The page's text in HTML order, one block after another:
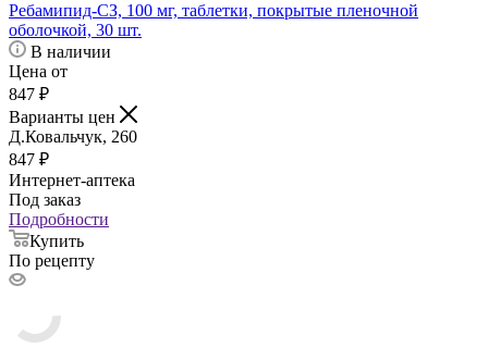
Ребамипид-СЗ, 100 мг, таблетки, покрытые пленочной
оболочкой, 30 шт.
В наличии
Цена от
847 ₽
Варианты цен
Д.Ковальчук, 260
847 ₽
Интернет-аптека
Под заказ
Подробности
Купить
По рецепту